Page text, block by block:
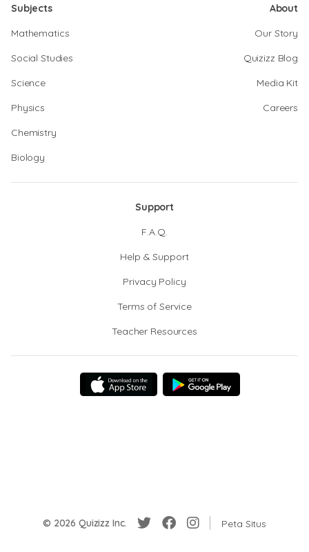
Subjects
Mathematics
Social Studies
Science
Physics
Chemistry
Biology
About
Our Story
Quizizz Blog
Media Kit
Careers
Support
F.A.Q.
Help & Support
Privacy Policy
Terms of Service
Teacher Resources
© 2026 Quizizz Inc. Peta Situs